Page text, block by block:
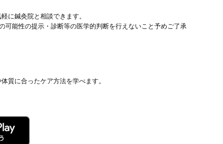
に鍼灸院と相談できます。
能性の提示・診断等の医学的判断を行えないこと予めご了承
質に合ったケア方法を学べます。